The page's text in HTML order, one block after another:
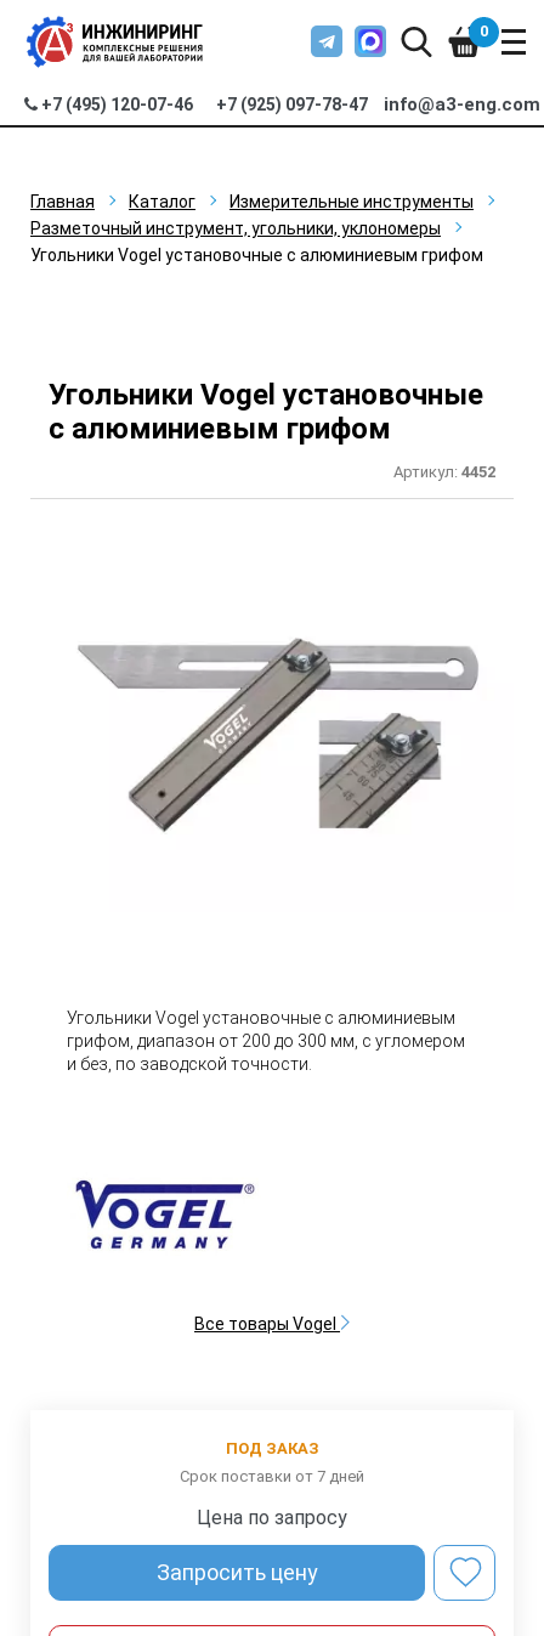
+7 (495) 120-07-46 +7 (925) 097-78-47 info@a3-eng.com
0
Главная Каталог
Измерительные инструменты
Разметочный инструмент, угольники, уклономеры
Угольники Vogel установочные с алюминиевым грифом
Угольники Vogel установочные
с алюминиевым грифом
Артикул: 4452
Угольники Vogel установочные с алюминиевым
грифом, диапазон от 200 до 300 мм, с угломером
и без, по заводской точности.
Все товары Vogel
ПОД ЗАКАЗ
Срок поставки от 7 дней
Цена по запросу
Запросить цену